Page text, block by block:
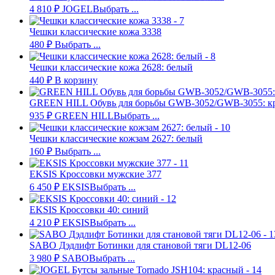
4 810 ₽ JOGELВыбрать ...
Чешки классические кожа 3338
480 ₽ Выбрать ...
Чешки классические кожа 2628: белый
440 ₽ В корзину
GREEN HILL Обувь для борьбы GWB-3052/GWB-3055:
935 ₽ GREEN HILLВыбрать ...
Чешки классические кожзам 2627: белый
160 ₽ Выбрать ...
EKSIS Кроссовки мужские 377
6 450 ₽ EKSISВыбрать ...
EKSIS Кроссовки 40: синий
4 210 ₽ EKSISВыбрать ...
SABO Дэдлифт Ботинки для становой тяги DL12-06
3 980 ₽ SABOВыбрать ...